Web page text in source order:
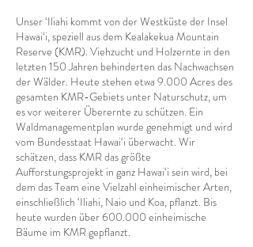
Unser ‘Iliahi kommt von der Westküste der Insel
Hawai‘i, speziell aus dem Kealakekua Mountain
Reserve (KMR). Viehzucht und Holzernte in den
letzten 150 Jahren behinderten das Nachwachsen
der Wälder. Heute stehen etwa 9.000 Acres des
gesamten KMR-Gebiets unter Naturschutz, um
es vor weiterer Überernte zu schützen. Ein
Waldmanagementplan wurde genehmigt und wird
vom Bundesstaat Hawai‘i überwacht. Wir
schätzen, dass KMR das größte
Aufforstungsprojekt in ganz Hawai‘i sein wird, bei
dem das Team eine Vielzahl einheimischer Arten,
einschließlich ‘Iliahi, Naio und Koa, pflanzt. Bis
heute wurden über 600.000 einheimische
Bäume im KMR gepflanzt.